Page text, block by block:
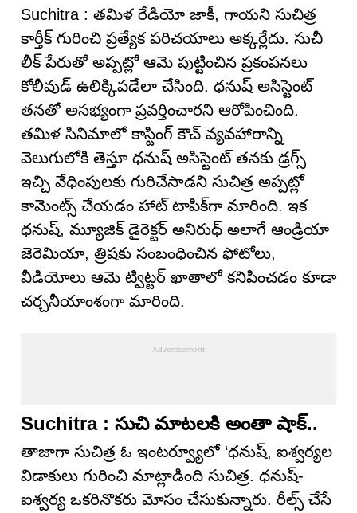
Suchitra : తమిళ రేడియో జాకీ, గాయని సుచిత్ర
కార్తీక్ గురించి ప్ర‌త్యేక ప‌రిచ‌యాలు అక్క‌ర్లేదు. సుచీ
లీక్ పేరుతో అప్పట్లో ఆమె పుట్టించిన ప్ర‌కంప‌న‌లు
కోలీవుడ్ ఉలిక్కిప‌డేలా చేసింది. ధనుష్ అసిస్టెంట్
తనతో అసభ్యంగా ప్రవర్తించారని ఆరోపించింది.
తమిళ సినిమాలో కాస్టింగ్ కౌచ్ వ్యవహారాన్ని
వెలుగులోకి తెస్తూ ధనుష్ అసిస్టెంట్ తనకు డ్రగ్స్
ఇచ్చి వేధింపులకు గురిచేసాడ‌ని సుచిత్ర అప్ప‌ట్లో
కామెంట్స్ చేయ‌డం హాట్ టాపిక్‌గా మారింది. ఇక
ధనుష్, మ్యూజిక్ డైరెక్టర్ అనిరుధ్ అలాగే ఆండ్రియా
జెరెమియా, త్రిషకు సంబంధించిన ఫోటోలు,
వీడియోలు ఆమె ట్విట్టర్ ఖాతాలో కనిపించ‌డం కూడా
చర్చ‌నీయాంశంగా మారింది.
Suchitra : సుచి మాట‌ల‌కి అంతా షాక్..
తాజాగా సుచిత్ర ఓ ఇంటర్వ్యూలో ‘ధనుష్, ఐశ్వర్యల
విడాకులు గురించి మాట్లాడింది సుచిత్ర. ధనుష్-
ఐశ్వర్య ఒకరినొకరు మోసం చేసుకున్నారు. రీల్స్ చేసే